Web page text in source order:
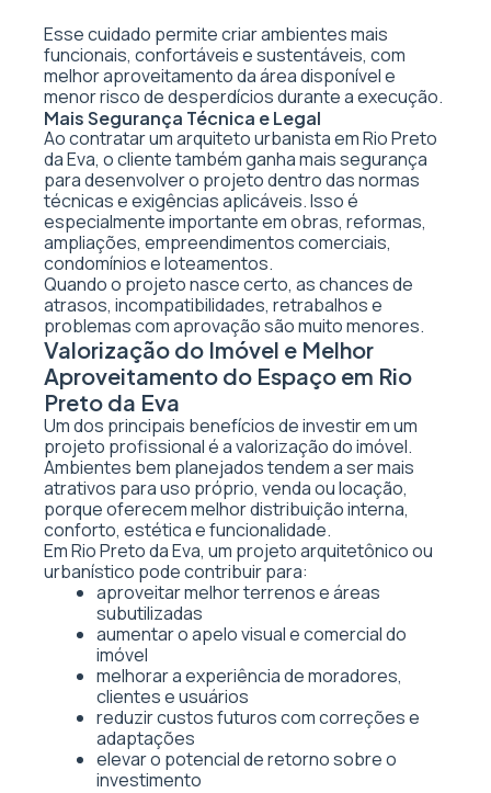
Esse cuidado permite criar ambientes mais
funcionais, confortáveis e sustentáveis, com
melhor aproveitamento da área disponível e
menor risco de desperdícios durante a execução.
Mais Segurança Técnica e Legal
Ao contratar um arquiteto urbanista em Rio Preto
da Eva, o cliente também ganha mais segurança
para desenvolver o projeto dentro das normas
técnicas e exigências aplicáveis. Isso é
especialmente importante em obras, reformas,
ampliações, empreendimentos comerciais,
condomínios e loteamentos.
Quando o projeto nasce certo, as chances de
atrasos, incompatibilidades, retrabalhos e
problemas com aprovação são muito menores.
Valorização do Imóvel e Melhor
Aproveitamento do Espaço em Rio
Preto da Eva
Um dos principais benefícios de investir em um
projeto profissional é a valorização do imóvel.
Ambientes bem planejados tendem a ser mais
atrativos para uso próprio, venda ou locação,
porque oferecem melhor distribuição interna,
conforto, estética e funcionalidade.
Em Rio Preto da Eva, um projeto arquitetônico ou
urbanístico pode contribuir para:
aproveitar melhor terrenos e áreas
subutilizadas
aumentar o apelo visual e comercial do
imóvel
melhorar a experiência de moradores,
clientes e usuários
reduzir custos futuros com correções e
adaptações
elevar o potencial de retorno sobre o
investimento